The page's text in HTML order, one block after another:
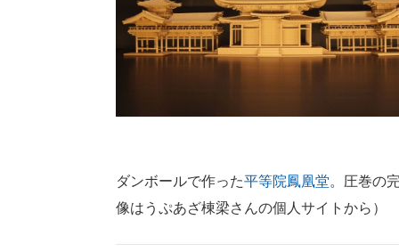
ダンボールで作った平等院鳳凰堂。圧巻の
像はうぷあざ棟梁さんの個人サイトから）